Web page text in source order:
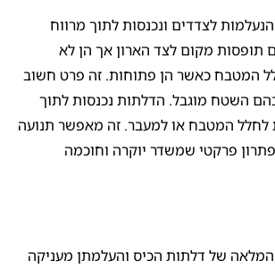
לצדדים ונכנסות לתוך מרווח
תופסות מקום לצד הארון אך הן לא
המטבח כאשר הן פתוחות. זה פרט חשוב
השטח מוגבל. הדלתות נכנסות לתוך
לחלל המטבח או למעבר. זה מאפשר תנועה
פתרון פרקטי שמשדר יוקרה וחוכמה
של דלתות הכיס והעלמתן מעניקה